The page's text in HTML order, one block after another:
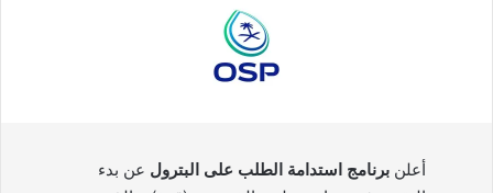
أعلن برنامج استدامة الطلب على البترول عن بدء